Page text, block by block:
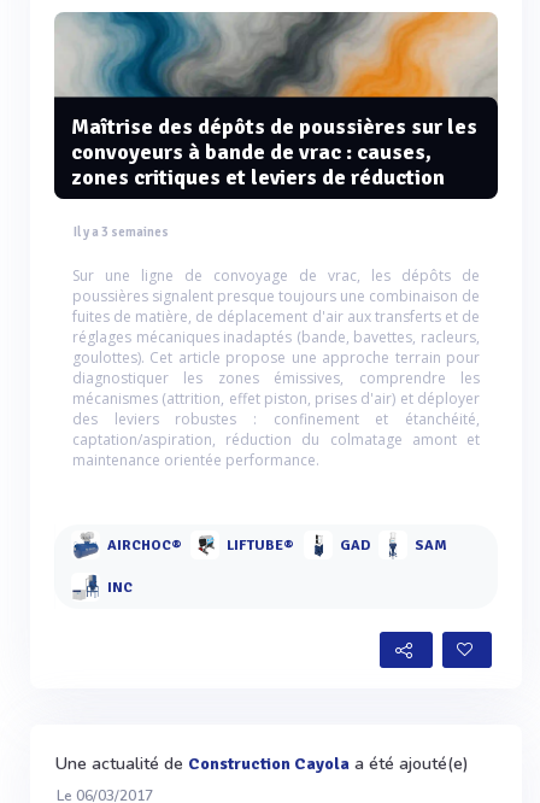
Maîtrise des dépôts de poussières sur les
convoyeurs à bande de vrac : causes,
zones critiques et leviers de réduction
Il y a 3 semaines
Sur une ligne de convoyage de vrac, les dépôts de
poussières signalent presque toujours une combinaison de
fuites de matière, de déplacement d'air aux transferts et de
réglages mécaniques inadaptés (bande, bavettes, racleurs,
goulottes). Cet article propose une approche terrain pour
diagnostiquer les zones émissives, comprendre les
mécanismes (attrition, effet piston, prises d'air) et déployer
des leviers robustes : confinement et étanchéité,
captation/aspiration, réduction du colmatage amont et
maintenance orientée performance.
AIRCHOC® LIFTUBE® GAD SAM
INC
Une actualité de Construction Cayola a été ajouté(e)
Le 06/03/2017